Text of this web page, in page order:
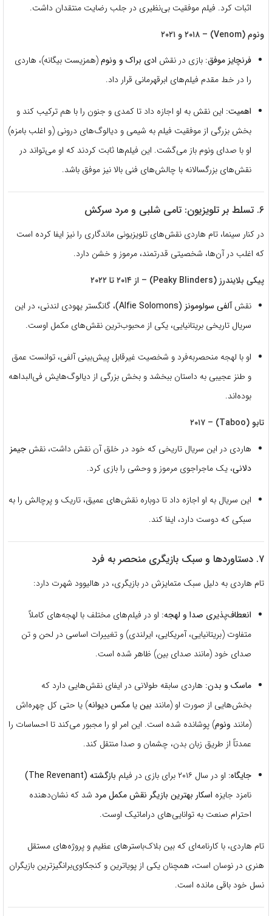
اثبات کرد. فیلم موفقیت بی‌نظیری در جلب رضایت منتقدان داشت.
ونوم (Venom) – ۲۰۱۸ و ۲۰۲۱
فرنچایز موفق: بازی در نقش ادی براک و ونوم(همزیست بیگانه)، هاردی
را در خط مقدم فیلم‌های ابرقهرمانی قرار داد.
اهمیت: این نقش به او اجازه داد تا کمدی و جنون را با هم ترکیب کند و
بخش بزرگی از موفقیت فیلم به شیمی و دیالوگ‌های درونی (و اغلب بامزه)
او با صدای ونوم باز می‌گشت. این فیلم‌ها ثابت کردند که او می‌تواند در
نقش‌های بزرگسالانه با چالش‌های فنی بالا نیز موفق باشد.
۶. تسلط بر تلویزیون: تامی شلبی و مرد سرکش
در کنار سینما، تام هاردی نقش‌های تلویزیونی ماندگاری را نیز ایفا کرده است
که اغلب در آن‌ها، شخصیتی قدرتمند، مرموز و خشن دارد.
پیکی بلایندرز (Peaky Blinders) – از ۲۰۱۴ تا ۲۰۲۲
نقشآلفی سولومونز (Alfie Solomons)
، گانگستر یهودی لندنی، در این
سریال تاریخی بریتانیایی، یکی از محبوب‌ترین نقش‌های مکمل اوست.
او با لهجه منحصربه‌فرد و شخصیت غیرقابل پیش‌بینی آلفی، توانست عمق
و طنز عجیبی به داستان ببخشد و بخش بزرگی از دیالوگ‌هایش فی‌البداهه
بوده‌اند.
تابو (Taboo) – ۲۰۱۷
هاردی در این سریال تاریخی که خود در خلق آن نقش داشت، نقش جیمز
دلانی، یک ماجراجوی مرموز و وحشی را بازی کرد.
این سریال به او اجازه داد تا دوباره نقش‌های عمیق، تاریک و پرچالش را به
سبکی که دوست دارد، ایفا کند.
۷. دستاوردها و سبک بازیگری منحصر به فرد
تام هاردی به دلیل سبک متمایزش در بازیگری، در هالیوود شهرت دارد:
انعطاف‌پذیری صدا و لهجه: او در فیلم‌های مختلف با لهجه‌های کاملاً
متفاوت (بریتانیایی، آمریکایی، ایرلندی) و تغییرات اساسی در لحن و تن
صدای خود (مانند صدای بین) ظاهر شده است.
ماسک و بدن: هاردی سابقه طولانی در ایفای نقش‌هایی دارد که
بخش‌هایی از صورت او (مانند بینیا مکس دیوانه) یا حتی کل چهره‌اش
(مانند ونوم) پوشانده شده است. این امر او را مجبور می‌کند تا احساسات را
عمدتاً از طریق زبان بدن، چشمان و صدا منتقل کند.
جایگاه: او در سال ۲۰۱۶ برای بازی در فیلم
بازگشته (The Revenant)
نامزد جایزه اسکار بهترین بازیگر نقش مکمل مرد شد که نشان‌دهنده
احترام صنعت به توانایی‌های دراماتیک اوست.
تام هاردی، با کارنامه‌ای که بین بلاک‌باسترهای عظیم و پروژه‌های مستقل
هنری در نوسان است، همچنان یکی از پویاترین و کنجکاوی‌برانگیزترین بازیگران
نسل خود باقی مانده است.